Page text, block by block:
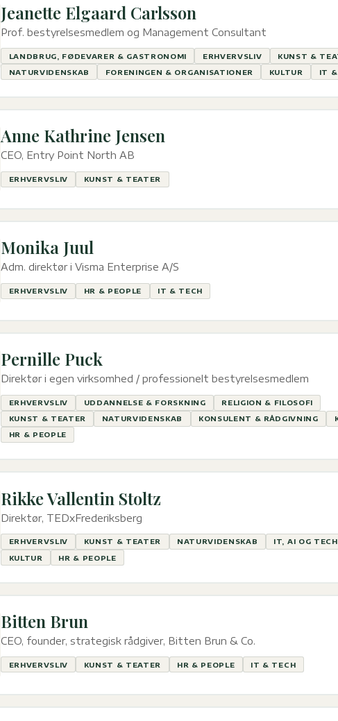
Jeanette Elgaard Carlsson
Prof. bestyrelsesmedlem og Management Consultant
LANDBRUG, FØDEVARER & GASTRONOMI ERHVERVSLIV
KUNST &
NATURVIDENSKAB
FORENINGEN & ORGANISATIONER KULTUR IT &
Anne Kathrine Jensen
CEO, Entry Point North AB
ERHVERVSLIV KUNST & TEATER
Monika Juul
Adm. direktør i Visma Enterprise A/S
ERHVERVSLIV HR & PEOPLE IT & TECH
Pernille Puck
Direktør i egen virksomhed / professionelt bestyrelsesmedlem
ERHVERVSLIV UDDANNELSE & FORSKNING
RELIGION & FILOSOFI
KUNST & TEATER
NATURVIDENSKAB KONSULENT & RÅDGIVNING
HR & PEOPLE
Rikke Vallentin Stoltz
Direktør, TEDxFrederiksberg
ERHVERVSLIV KUNST & TEATER NATURVIDENSKAB
IT, AI OG TECH
KULTUR
HR & PEOPLE
Bitten Brun
CEO, founder, strategisk rådgiver, Bitten Brun & Co.
ERHVERVSLIV KUNST & TEATER HR & PEOPLE IT & TECH